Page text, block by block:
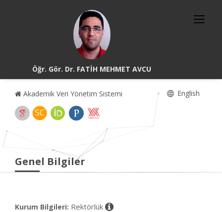
Öğr. Gör. Dr. FATİH MEHMET AVCU
Akademik Veri Yönetim Sistemi English
Genel Bilgiler
Kurum Bilgileri: Rektörlük